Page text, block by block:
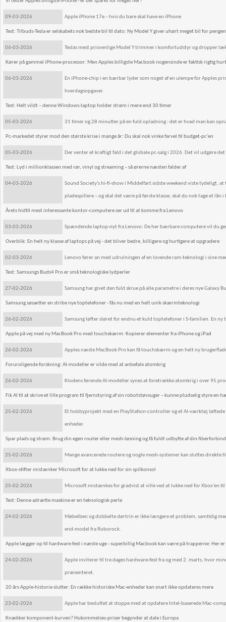
09-03-2026 Apple iPhone 17e – hvis du bare skal have en iPhone
Test: Tilbuds-Tesla er selskabets nok bedste bil til dato: Ny Model Y giver uhørt meget bil for
06-03-2026 Teslas mest prisvenlige Model Y trimmer i komfortudstyr og dropper
Kører på gammel iPhone-processor: Men Apples billigste Macbook nogensinde er faktisk rigtig
06-03-2026 En iPhone-chip i en bærbar lyder som noget af en ulempe for Apples
hverdagsopgaver.
Test: Helt vildt – denne Windows-laptop holder strøm i mere end 30 timer
05-03-2026 31 timer og 28 minutter på en fuld opladning - det er hvad man kan
Pc-markedet styrer mod den største krise i mange år: Du skal nok vinke farvel til budget-pc'en
05-03-2026 Der venter et kraftigt fald i det globale pc-salg i 2026. Det vil udgøre
Test: Lyd i millionklassen med rør, vinyl og streaming – så ørerne næsten falder af
04-03-2026 Sound Society’s hi-fi-show i Middelfart sidste weekend viste tydeligt,
pladespillere – og skal det være på første klasse, skal du nok tage et lån i
Årets hidtil mest interessante kontor-computere ser ud til at komme fra Lenovo
03-03-2026 Spændende laptop-nyt fra Lenovo: De her bærbare computere vil du
Overblik: En helt ny klasse af laptops på vej - det bliver bedre, billigere og hurtigere at opgradere
02-03-2026 Lenovo fører an med udrulningen af en lovende ram-teknologi i sine
Test: Samsungs Buds4 Pro er små teknologiske lydperler
27-02-2026 Samsung har givet den fuld skrue på alle parametre i deres nye
Samsung søsætter en stribe nye toptelefoner - fås nu med en helt unik skærmteknologi
26-02-2026 Samsung løfter sløret for endnu et kuld toptelefoner i S-familien. En
Apple på vej med ny MacBook Pro med touchskærm: Kopierer elementer fra iPhone og iPad
26-02-2026 Apples næste MacBook Pro kan få touchskærm og en helt ny
Foruroligende forskning: AI-modeller er vilde med at anbefale atomkrig
26-02-2026 Klodens førende AI-modeller synes at foretrække atomkrig i over 95
Fik AI til at skrive et lille program til fjernstyring af sin robotstøvsuger – kunne pludselig styre en
25-02-2026 Et hobbyprojekt med en PlayStation-controller og et AI-værktøj
enheder.
Spar plads og strøm: Brug din egen router eller mesh-løsning og få fuldt udbytte af din
25-02-2026 Mange avancerede routere og nogle mesh-systemer kan sluttes
Xbox-stifter mistænker Microsoft for at lukke ned for sin spilkonsol
25-02-2026 Microsoft mistænkes for gradvist at ville ved at lukke ned for Xbox'en
Test: Denne adrætte maskine er en teknologisk perle
24-02-2026 Møbelben og dobbelte dørtrin er ikke længere et problem, samtidig
end-model fra Roborock.
Apple lægger op til hardware-fest i næste uge - superbillig Macbook kan være på trapperne: Her
24-02-2026 Apple inviterer til tre dages hardware-fest fra og med 2. marts, hvor
præsenteret.
20 års Apple-historie slutter: En række historiske Mac-enheder kan snart ikke opdateres mere
23-02-2026 Apple har besluttet at stoppe med at opdatere Intel-baserede Mac-
Knækker komponent-kurven? Hukommelses-priser begynder at dale i Europa